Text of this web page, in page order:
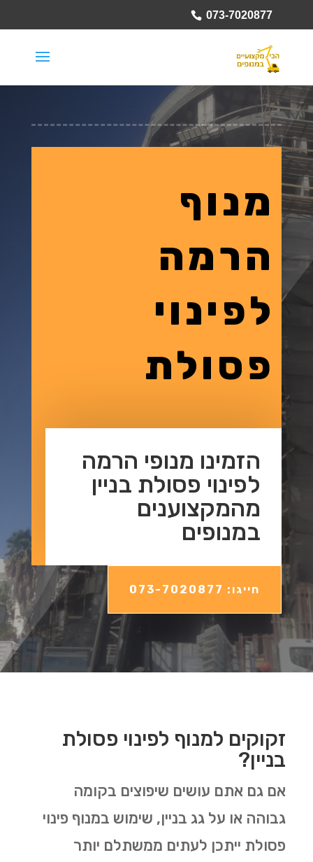
073-7020877
מנוף
הרמה
לפינוי
פסולת
הזמינו מנופי הרמה
לפינוי פסולת בניין
מהמקצוענים
במנופים
חייגו: 073-7020877
זקוקים למנוף לפינוי פסולת
בניין?
אם גם אתם עושים שיפוצים בקומה
גבוהה או על גג בניין, שימוש במנוף פינוי
פסולת ייתכן לעתים ממשתלם יותר